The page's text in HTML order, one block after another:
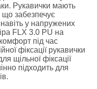
Рукавички мають
що забезпечує
у напружених
FLX 3.0 PU на
під час
фіксації рукавички
щільної фіксації
підходить для